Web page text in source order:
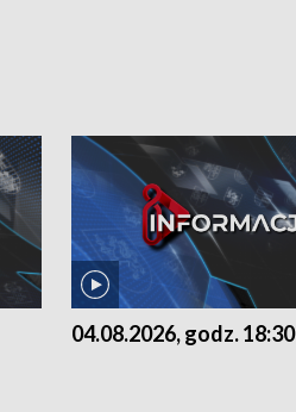
04.08.2026, godz. 18:30